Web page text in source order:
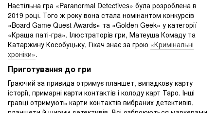
Настільна гра «Paranormal Detectives» була розроблена в
2019 році. Того ж року вона стала номінантом конкурсів
«Board Game Quest Awards» та «Golden Geek» у категорії
«Краща паті-гра». Ілюстраторів гри, Матеуша Комаду та
Катаржину Кособуцьку, Гікач знає за грою «Кримінальні
хроніки».
Приготування до гри
Граючий за привида отримує планшет, випадкову карту
історії, примарні карти контактів і колоду карт Таро. Інші
гравці отримують карти контактів вибраних детективів,